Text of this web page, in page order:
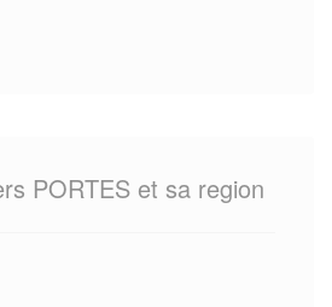
PORTES et sa region